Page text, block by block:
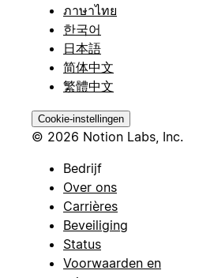
ภาษาไทย
한국어
日本語
简体中文
繁體中文
Cookie-instellingen
© 2026 Notion Labs, Inc.
Bedrijf
Over ons
Carrières
Beveiliging
Status
Voorwaarden en